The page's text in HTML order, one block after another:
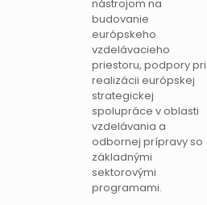
nástrojom na
budovanie
európskeho
vzdelávacieho
priestoru, podpory pri
realizácii európskej
strategickej
spolupráce v oblasti
vzdelávania a
odbornej prípravy so
základnými
sektorovými
programami.